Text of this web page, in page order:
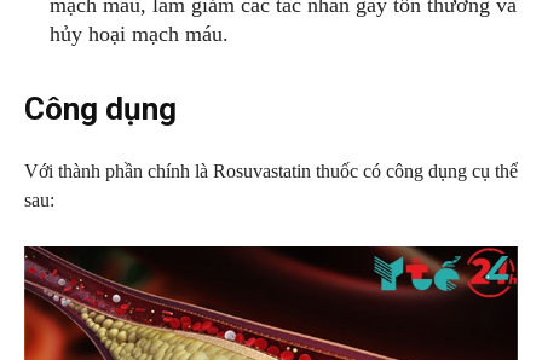
mạch máu, làm giảm các tác nhân gây tổn thương và
hủy hoại mạch máu.
Công dụng
Với thành phần chính là Rosuvastatin thuốc có công dụng cụ thể
sau: